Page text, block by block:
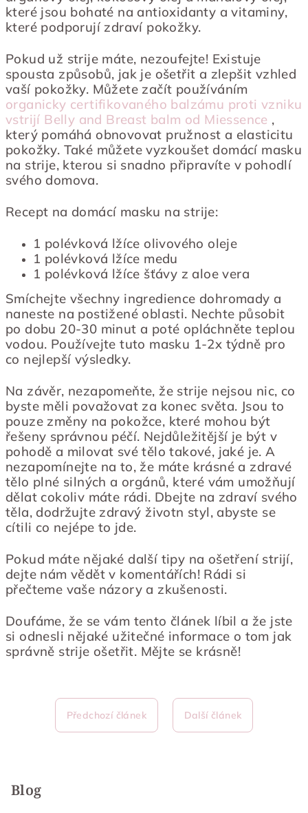
které jsou bohaté na antioxidanty a vitaminy,
které podporují zdraví pokožky.
Pokud už strije máte, nezoufejte! Existuje
spousta způsobů, jak je ošetřit a zlepšit vzhled
vaší pokožky. Můžete začít používáním
organicky certifikovaného balzámu proti vzniku
vstrijí Belly and Breast balm od Miessence ,
který pomáhá obnovovat pružnost a elasticitu
pokožky. Také můžete vyzkoušet domácí masku
na strije, kterou si snadno připravíte v pohodlí
svého domova.
Recept na domácí masku na strije:
1 polévková lžíce olivového oleje
1 polévková lžíce medu
1 polévková lžíce šťávy z aloe vera
Smíchejte všechny ingredience dohromady a
naneste na postižené oblasti. Nechte působit
po dobu 20-30 minut a poté opláchněte teplou
vodou. Používejte tuto masku 1-2x týdně pro
co nejlepší výsledky.
Na závěr, nezapomeňte, že strije nejsou nic, co
byste měli považovat za konec světa. Jsou to
pouze změny na pokožce, které mohou být
řešeny správnou péčí. Nejdůležitější je být v
pohodě a milovat své tělo takové, jaké je. A
nezapomínejte na to, že máte krásné a zdravé
tělo plné silných a orgánů, které vám umožňují
dělat cokoliv máte rádi. Dbejte na zdraví svého
těla, dodržujte zdravý životn styl, abyste se
cítili co nejépe to jde.
Pokud máte nějaké další tipy na ošetření strijí,
dejte nám vědět v komentářích! Rádi si
přečteme vaše názory a zkušenosti.
Doufáme, že se vám tento článek líbil a že jste
si odnesli nějaké užitečné informace o tom jak
správně strije ošetřit. Mějte se krásně!
Předchozí článek Další článek
Blog